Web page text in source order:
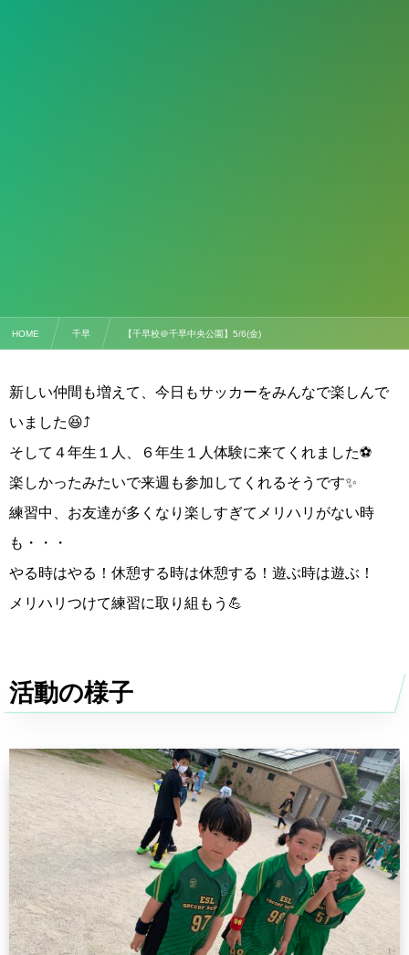
HOME 千早 【千早校＠千早中央公園】5/6(金)
新しい仲間も増えて、今日もサッカーをみんなで楽しんで
いました😆⤴️
そして４年生１人、６年生１人体験に来てくれました⚽️
楽しかったみたいで来週も参加してくれるそうです✨
練習中、お友達が多くなり楽しすぎてメリハリがない時
も・・・
やる時はやる！休憩する時は休憩する！遊ぶ時は遊ぶ！
メリハリつけて練習に取り組もう💪
活動の様子